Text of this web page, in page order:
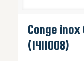
Conge
(1411008)